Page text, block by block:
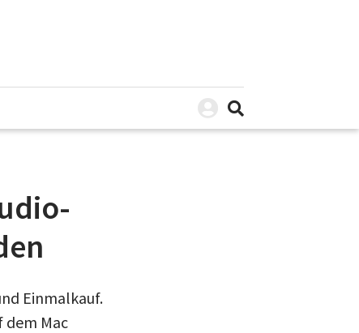
Einmalkauf.
dem Mac